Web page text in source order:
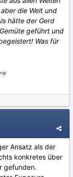
die Welt und
hätte der Gerd
geführt und
Was für
Ansatz als der
konkretes über
gefunden.